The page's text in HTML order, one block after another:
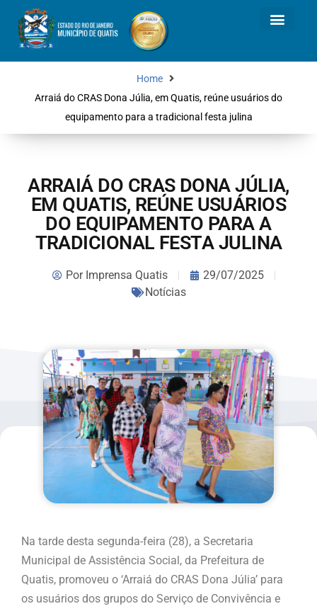
Home
Arraiá do CRAS Dona Júlia, em Quatis, reúne usuários do
equipamento para a tradicional festa julina
ARRAIÁ DO CRAS DONA JÚLIA,
EM QUATIS, REÚNE USUÁRIOS
DO EQUIPAMENTO PARA A
TRADICIONAL FESTA JULINA
PorImprensa Quatis
29/07/2025
Notícias
Na tarde desta segunda-feira (28), a Secretaria
Municipal de Assistência Social, da Prefeitura de
Quatis, promoveu o ‘Arraiá do CRAS Dona Júlia’ para
os usuários dos grupos do Serviço de Convivência e